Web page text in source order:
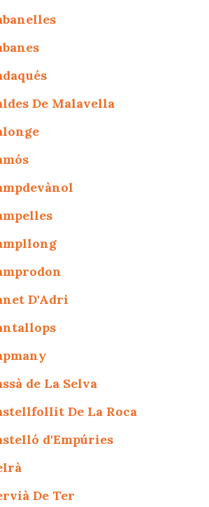
De Malavella
D'Adri
de La Selva
De La Roca
d'Empúries
De Ter